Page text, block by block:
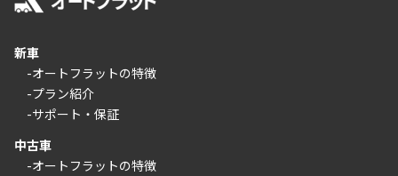
新車
-オートフラットの特徴
-プラン紹介
-サポート・保証
中古車
-オートフラットの特徴